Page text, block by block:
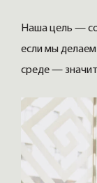
Наша цель —
если мы делаем
среде —